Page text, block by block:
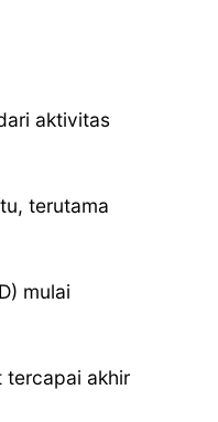
aktivitas
terutama
mulai
tercapai akhir